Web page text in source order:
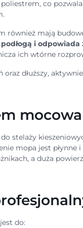
co
również mają
i
ich wtórne
oraz dłuższy,
stelaży
mopa jest płynne
a duża
do: